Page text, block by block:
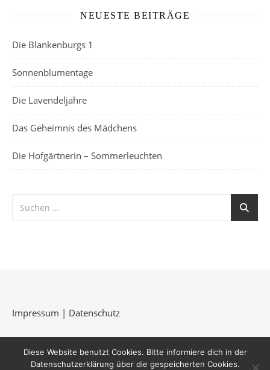
NEUESTE BEITRÄGE
Die Blankenburgs 1
Sonnenblumentage
Die Lavendeljahre
Das Geheimnis des Mädchens
Die Hofgärtnerin – Sommerleuchten
Impressum | Datenschutz
Diese Website benutzt Cookies. Bitte informiere dich in der
Datenschutzerklärung über die gespeicherten Cookies.